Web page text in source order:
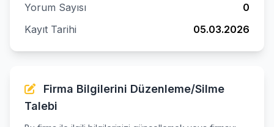
Yorum Sayısı
0
Kayıt Tarihi
05.03.2026
Firma Bilgilerini Düzenleme/Silme
Talebi